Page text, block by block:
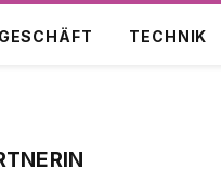
GESCHÄFT TECHNIK